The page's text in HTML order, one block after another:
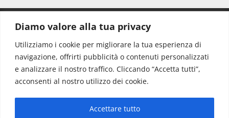
Diamo valore alla tua privacy
Utilizziamo i cookie per migliorare la tua esperienza di
navigazione, offrirti pubblicità o contenuti personalizzati
e analizzare il nostro traffico. Cliccando “Accetta tutti”,
acconsenti al nostro utilizzo dei cookie.
Accettare tutto
Redazione: redazione@www.martinasera.it
Direttore:direttore@www.martinasera.it
Info & Commerciale:info@www.martinasera.it